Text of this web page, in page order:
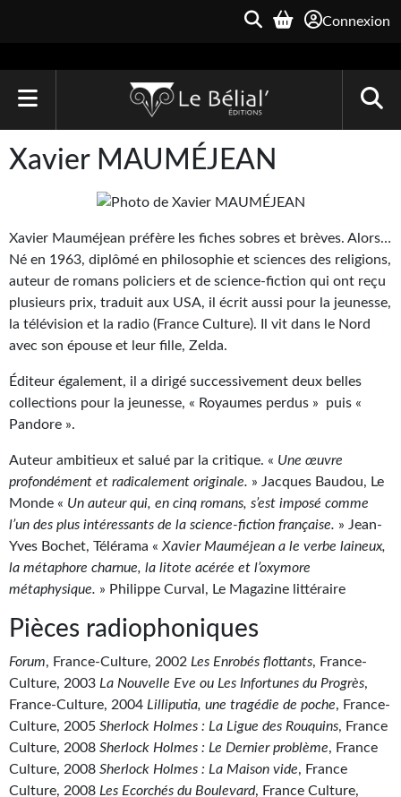
Connexion
ACCUEIL
Une Heure-Lumière
Archive du Futur
Parallaxe
Quarante-Deux
Kvasar
Wotan
Étoiles vives
Yellow Submarine
NUMÉRIQUE
Romans et recueils
Une Heure-Lumière
Nouvelles
Bifrost
Livres audio
Xavier MAUMÉJEAN
Xavier Mauméjean préfère les fiches sobres et brèves. Alors…
Né en 1963, diplômé en philosophie et sciences des religions,
auteur de romans policiers et de science-fiction qui ont reçu
plusieurs prix, traduit aux USA, il écrit aussi pour la jeunesse,
la télévision et la radio (France Culture). Il vit dans le Nord
avec son épouse et leur fille, Zelda.
Éditeur également, il a dirigé successivement deux belles
collections pour la jeunesse, « Royaumes perdus » puis «
Pandore ».
Auteur ambitieux et salué par la critique. « Une œuvre
profondément et radicalement originale. » Jacques Baudou, Le
Monde « Un auteur qui, en cinq romans, s’est imposé comme
l’un des plus intéressants de la science-fiction française. » Jean-
Yves Bochet, Télérama « Xavier Mauméjean a le verbe laineux,
la métaphore charnue, la litote acérée et l’oxymore
métaphysique. » Philippe Curval, Le Magazine littéraire
Pièces radiophoniques
Forum, France-Culture, 2002 Les Enrobés flottants, France-
Culture, 2003 La Nouvelle Eve ou Les Infortunes du Progrès,
France-Culture, 2004 Lilliputia, une tragédie de poche, France-
Culture, 2005 Sherlock Holmes : La Ligue des Rouquins, France
Culture, 2008 Sherlock Holmes : Le Dernier problème, France
Culture, 2008 Sherlock Holmes : La Maison vide, France
Culture, 2008 Les Ecorchés du Boulevard, France Culture,